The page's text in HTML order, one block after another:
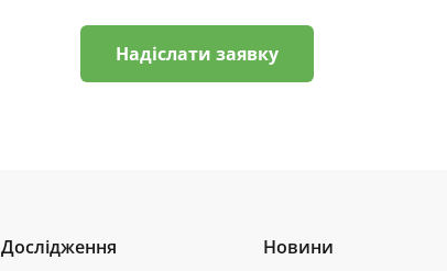
Надіслати заявку
Дослідження Новини